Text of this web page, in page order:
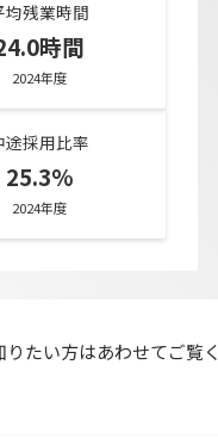
均残業時間
時間
2024年度
途採用比率
25.3%
2024年度
たい方はあわせてご覧く